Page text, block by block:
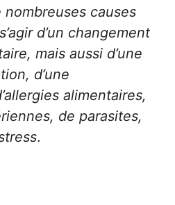
causes
d’un changement
mais aussi d’une
d’une
alimentaires,
de parasites,
.